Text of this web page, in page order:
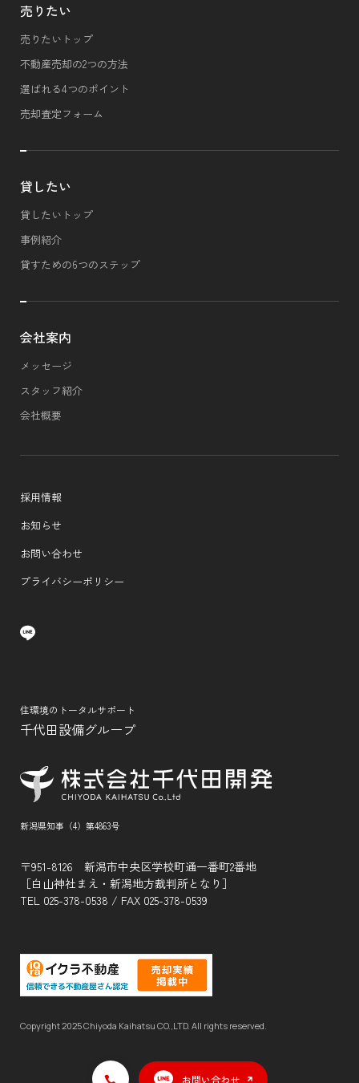
お問い合わせ
売りたい
売りたいトップ
不動産売却の2つの方法
選ばれる4つのポイント
売却査定フォーム
貸したい
貸したいトップ
事例紹介
貸すための6つのステップ
会社案内
メッセージ
スタッフ紹介
会社概要
採用情報
お知らせ
お問い合わせ
プライバシーポリシー
住環境のトータルサポート
千代田設備グループ
新潟県知事（4）第4863号
〒951-8126 新潟市中央区学校町通一番町2番地
［白山神社まえ・新潟地方裁判所となり］
TEL 025-378-0538 / FAX 025-378-0539
Copyright 2025 Chiyoda Kaihatsu CO.,LTD. All rights reserved.